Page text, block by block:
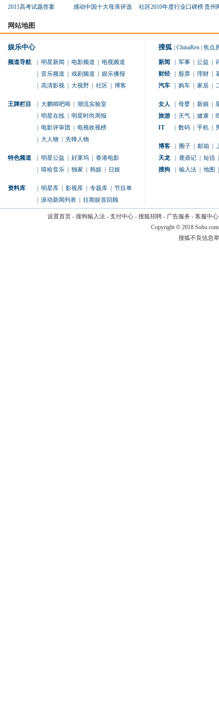
2011高考试题答案
感动中国十大母亲评选 社区2010年度行业口碑榜贵州
网站地图
娱乐中心
频道导航 明星新闻 电影频道
电视频道
音乐频道 戏剧频道
娱乐播报
高清影视 大视野 社区 博客
王牌栏目 大鹏嘚吧嘚
潮流实验室
明星在线
明星时尚周报
电影评审团
电视收视榜
大人物 先锋人物
特色频道 明星公益 好莱坞
香港电影
嘻哈音乐 独家 韩娱 日娱
资料库 明星库 影视库 专题库
节目单
滚动新闻列表 往期娱首回顾
搜狐 ChinaRen 焦点
新闻 军事 公益
财经
股票 理财
汽车
购车 家居
女人 母婴 新娘
旅游
天气 健康
IT
数码 手机
博客 圈子 邮箱
天龙
鹿鼎记 短信
搜狗
输入法 地图
设置首页- 搜狗输入法- 支付中心- 搜狐招聘- 广告服务 - 客服中心
Copyright © 2018
搜狐不良信息